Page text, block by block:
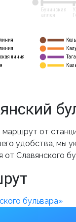
линия
Бунинская
аллея
от
удобства, мы
Славянского
бульвара»